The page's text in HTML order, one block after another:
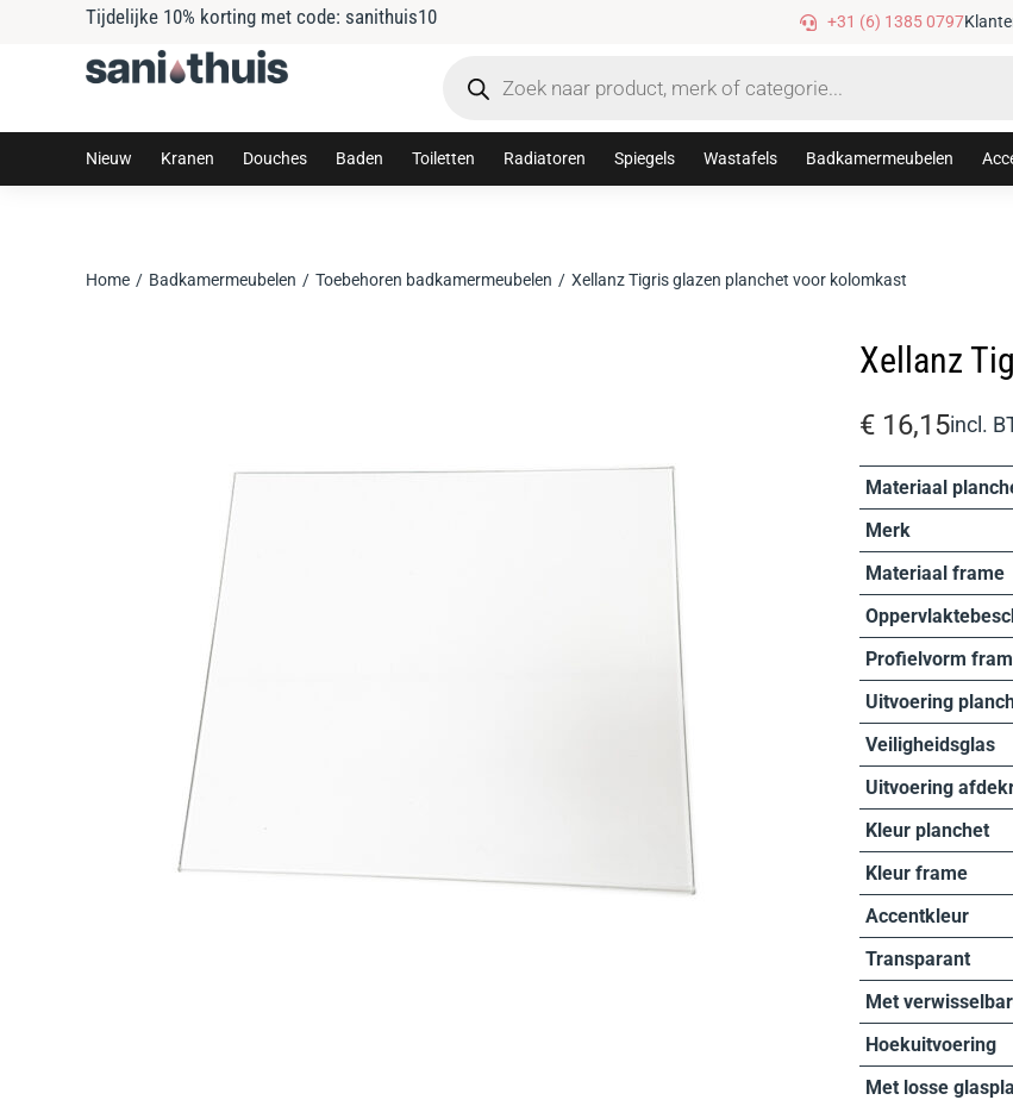
Tijdelijke 10% korting met code: sanithuis10 Gratis verzending vanaf
+31 (6) 1385 0797
Nieuw Kranen Douches Baden Toiletten Radiatoren Spiegels Wastafels Badkamermeubelen
Je bent hier:
Home Badkamermeubelen Toebehoren badkamermeubelen Xellanz Tigris glazen planchet voor kolomkast
Xellanz
€ 16,15incl.
Materiaal
Merk
Materiaal frame
Profielvorm
Uitvoering
Veiligheidsglas
Uitvoering
Kleur planchet
Kleur frame
Accentkleur
Transparant
Met
Hoekuitvoering
Met losse